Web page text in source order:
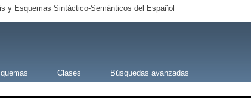
y Esquemas Sintáctico-Semánticos del Español
Clases Búsquedas avanzadas